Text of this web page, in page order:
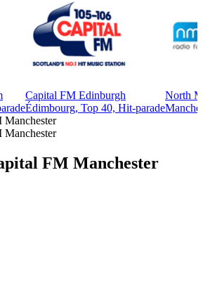
Capital FM Edinburgh
Édimbourg, Top 40, Hit-parade
North
Manchester
Manchester
FM Manchester